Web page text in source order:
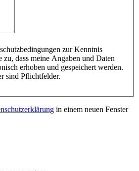
zu, dass meine Angaben und Daten
erhoben und gespeichert werden.
sind Pflichtfelder.
in einem neuen Fenster